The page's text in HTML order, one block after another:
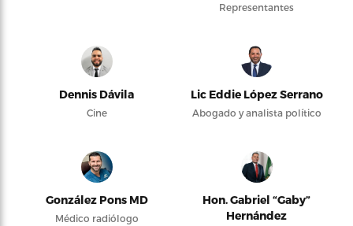
Representantes
Dennis Dávila
Cine
Lic Eddie López Serrano
Abogado y analista político
González Pons MD
Médico radiólogo
Hon. Gabriel “Gaby”
Hernández